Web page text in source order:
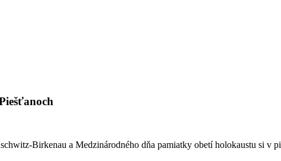
Birkenau a Medzinárodného dňa pamiatky obetí holokaustu si